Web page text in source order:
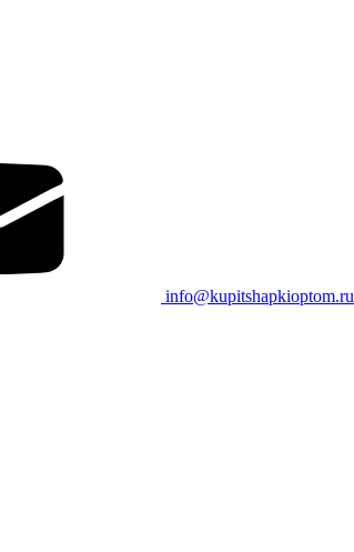
info@kupitshapkioptom.ru